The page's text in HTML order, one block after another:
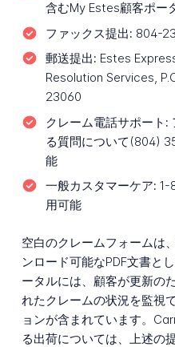
含むMy Estes顧客ポー
ファックス提出: 804-
郵送提出: Estes
Resolution Services,
23060
クレーム電話サポート:
る質問について(804)
能
一般カスタマーケア: 1-
用可能
空白のクレームフォームは
ンロード可能なPDF文書と
ータルには、顧客が更新の
れたクレームの状況を監視
ョンが含まれています。
る出荷については、上述の